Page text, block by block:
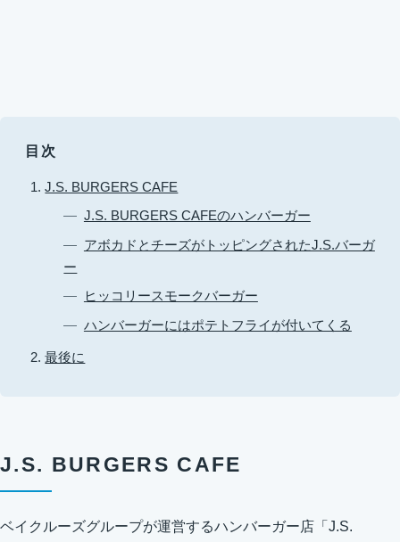
目次
J.S. BURGERS CAFE
J.S. BURGERS CAFEのハンバーガー
アボカドとチーズがトッピングされたJ.S.バーガ
ー
ヒッコリースモークバーガー
ハンバーガーにはポテトフライが付いてくる
最後に
J.S. BURGERS CAFE
ベイクルーズグループが運営するハンバーガー店「J.S.